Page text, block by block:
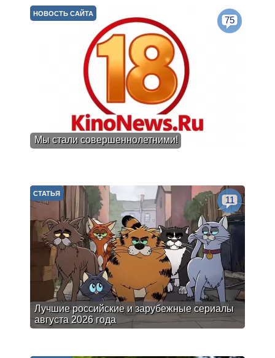
Мы стали совершеннолетними!
НОВОСТЬ САЙТА
75
Лучшие российские и зарубежные сериалы
августа 2026 года
СТАТЬЯ
11